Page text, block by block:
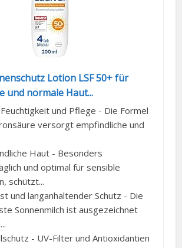
Lotion LSF 50+ für
und normale Haut...
und Pflege - Die Formel
versorgt empfindliche und
Haut - Besonders
und optimal für sensible
schützt...
und langanhaltender Schutz - Die
Sonnenmilch ist ausgezeichnet
- UV-Filter und Antioxidantien